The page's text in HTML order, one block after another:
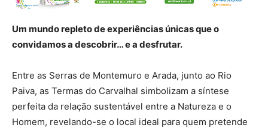
Um mundo repleto de experiências únicas que o
convidamos a descobrir… e a desfrutar.
Entre as Serras de Montemuro e Arada, junto ao Rio
Paiva, as Termas do Carvalhal simbolizam a síntese
perfeita da relação sustentável entre a Natureza e o
Homem, revelando-se o local ideal para quem pretende